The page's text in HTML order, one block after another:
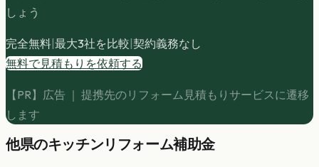
しょう
完全無料|最大3社を比較|契約義務なし
無料で見積もりを依頼する
【PR】広告 ｜ 提携先のリフォーム見積もりサービスに遷移
します
他県のキッチンリフォーム補助金